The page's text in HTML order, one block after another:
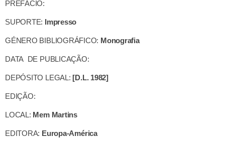
PREFÁCIO:
SUPORTE: Impresso
GÉNERO BIBLIOGRÁFICO: Monografia
DATA DE PUBLICAÇÃO:
DEPÓSITO LEGAL:[D.L. 1982]
EDIÇÃO:
LOCAL: Mem Martins
EDITORA: Europa-América